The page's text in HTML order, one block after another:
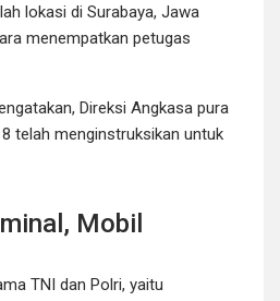
lokasi di Surabaya, Jawa
menempatkan petugas
Direksi Angkasa pura
telah menginstruksikan untuk
Mobil
TNI dan Polri, yaitu